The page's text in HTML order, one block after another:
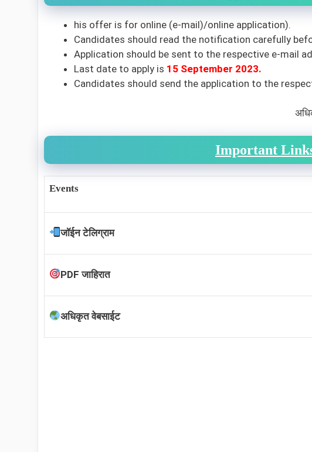
his offer is for online (e-mail)/online application).
Candidates should read the notification carefully
Application should be sent to the respective e-mail
Last date to apply is 15 September 2023.
Candidates should send the application to the
Important
Events
जॉईन टेलिग्राम
PDF जाहिरात
अधिकृत वेबसाईट